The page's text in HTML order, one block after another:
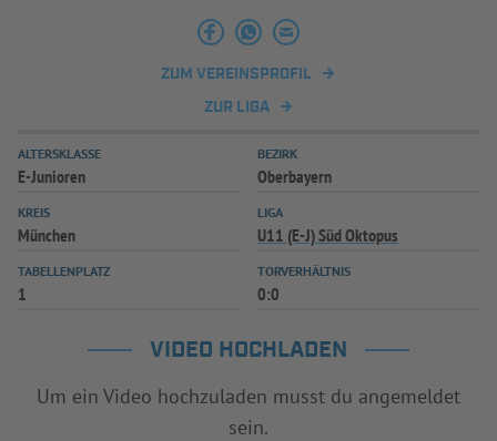
ZUM VEREINSPROFIL
ZUR LIGA
ALTERSKLASSE
E-Junioren
BEZIRK
Oberbayern
KREIS
München
LIGA
U11 (E-J) Süd Oktopus
TABELLENPLATZ
1
TORVERHÄLTNIS
0:0
VIDEO HOCHLADEN
Um ein Video hochzuladen musst du angemeldet
sein.